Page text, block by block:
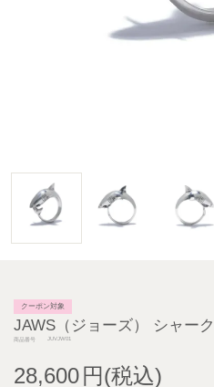
クーポン対象
JAWS（ジョーズ） シャー
商品番号 JUVJW01
28,600